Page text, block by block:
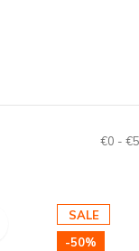
€0 -
SALE
-50%